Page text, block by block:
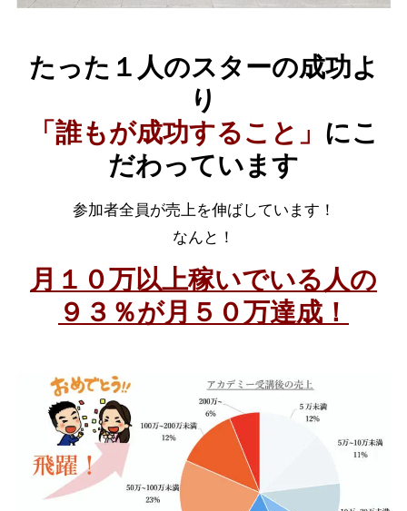
たった１人のスターの成功よ
り
「誰もが成功すること」 にこ
だわっています
参加者全員が売上を伸ばしています！
なんと！
月１０万以上稼いでいる人の
９３％が月５０万達成！